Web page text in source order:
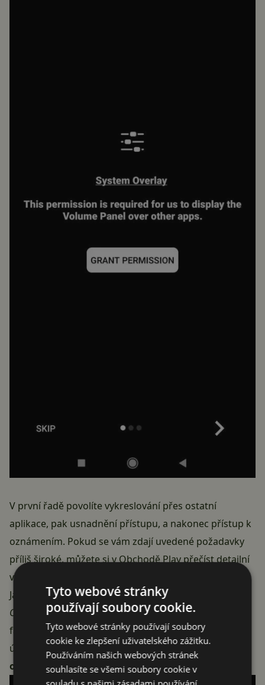
V první řadě povolíte vykreslování přes ostatní
aplikace, pak usnadnění přístupu, a nakonec přístup k
oznámením. Pokud se vám zdají uvedené požadavky
příliš široké, můžete siv Obchodě Play přečístdetailní
vysvětlení autora, k čemu je program potřebuje.
Jako další doporučujeme klepnout na položku
Optimisation Alert, kde vás Volume Panel seznámí s
faktem, že může být systémem ukončen z důvodu
úspory baterie. Stačí u této aplikacezakázat
optimalizacia máte po starostech.
Tyto webové stránky
používají soubory cookie.
Tyto webové stránky používají soubory
cookie ke zlepšení uživatelského zážitku.
Používáním našich webových stránek
souhlasíte se všemi soubory cookie v